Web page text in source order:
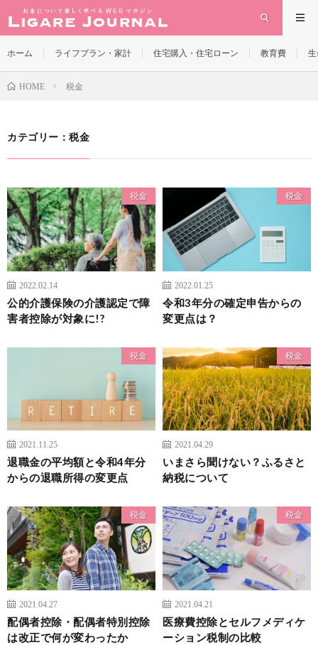
ホーム ライフプラン・家計 住宅購入・住宅ローン 教育費
HOME 税金
カテゴリー：税金
税金
2022.02.14
公的介護保険の介護認定で障
害者控除が対象に!?
税金
2022.01.25
令和3年分の確定申告からの
変更点は？
税金
2021.11.25
退職金の平均額と令和4年分
からの退職所得の変更点
税金
2021.04.29
いまさら聞けない？ふるさと
納税について
税金
2021.04.27
配偶者控除・配偶者特別控除
は改正で何が変わったか
税金
2021.04.21
医療費控除とセルフメディケ
ーション税制の比較